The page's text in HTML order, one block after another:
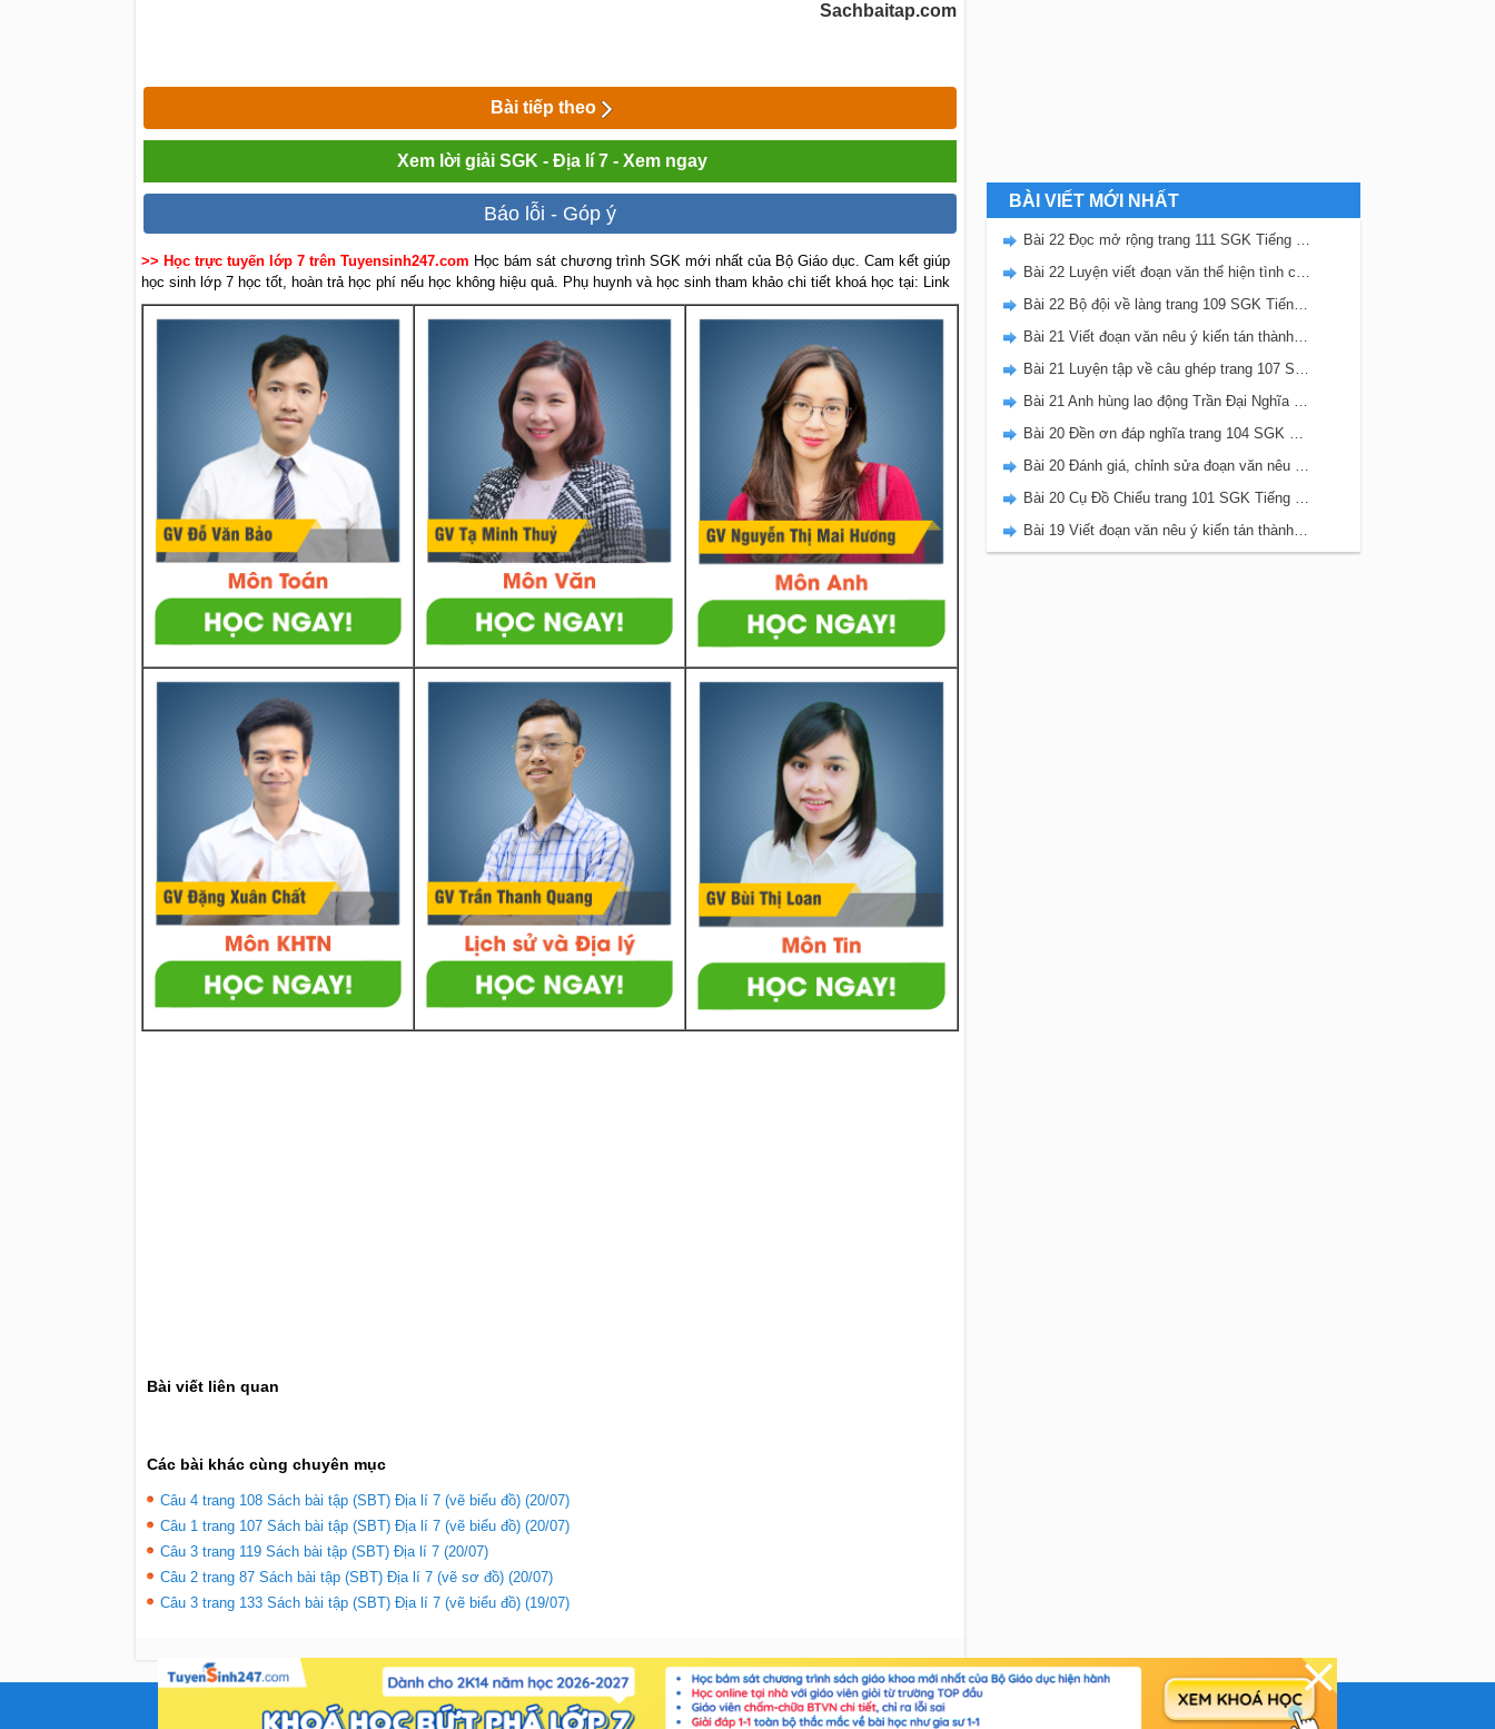
Sachbaitap.com
Bài tiếp theo
Xem lời giải SGK - Địa lí 7 - Xem ngay
Báo lỗi - Góp ý
>> Học trực tuyến lớp 7 trên Tuyensinh247.com Học bám sát chương trình SGK mới nhất của Bộ Giáo dục. Cam kết giúp
học sinh lớp 7 học tốt, hoàn trả học phí nếu học không hiệu quả. Phụ huynh và học sinh tham khảo chi tiết khoá học tại: Link
Bài viết liên quan
Các bài khác cùng chuyên mục
Câu 4 trang 108 Sách bài tập (SBT) Địa lí 7 (vẽ biểu đồ) (20/07)
Câu 1 trang 107 Sách bài tập (SBT) Địa lí 7 (vẽ biểu đồ) (20/07)
Câu 3 trang 119 Sách bài tập (SBT) Địa lí 7 (20/07)
Câu 2 trang 87 Sách bài tập (SBT) Địa lí 7 (vẽ sơ đồ) (20/07)
Câu 3 trang 133 Sách bài tập (SBT) Địa lí 7 (vẽ biểu đồ) (19/07)
BÀI VIẾT MỚI NHẤT
Bài 22 Đọc mở rộng trang 111 SGK Tiếng Việt 5 Kết nối tri thức tập 2
Bài 22 Luyện viết đoạn văn thể hiện tình cảm, cảm xúc về một sự việc trang 111 SGK Tiếng Việt 5 Kết nối tri thức tập 2
Bài 22 Bộ đội về làng trang 109 SGK Tiếng Việt 5 Kết nối tri thức tập 2
Bài 21 Viết đoạn văn nêu ý kiến tán thành một sự việc, hiện tượng (Bài viết số 2) trang 108 SGK Tiếng Việt 5 Kết nối tri thức tập 2
Bài 21 Luyện tập về câu ghép trang 107 SGK Tiếng Việt 5 Kết nối tri thức tập 2
Bài 21 Anh hùng lao động Trần Đại Nghĩa trang 106 SGK Tiếng Việt 5 Kết nối tri thức tập 2
Bài 20 Đền ơn đáp nghĩa trang 104 SGK Tiếng Việt 5 Kết nối tri thức tập 2
Bài 20 Đánh giá, chỉnh sửa đoạn văn nêu ý kiến tán thành một sự vật, hiện tượng trang 103 SGK Tiếng Việt 5 Kết nối tri thức tập 2
Bài 20 Cụ Đồ Chiểu trang 101 SGK Tiếng Việt 5 Kết nối tri thức tập 2
Bài 19 Viết đoạn văn nêu ý kiến tán thành một sự việc, hiện tượng (Bài viết số 1) trang 100 SGK Tiếng Việt 5 Kết nối tri thức tập 2
Liên hệ|Chính sách